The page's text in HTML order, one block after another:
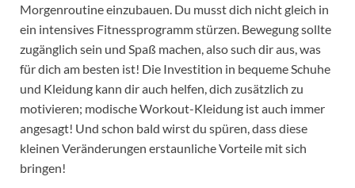
Morgenroutine einzubauen. Du musst dich nicht gleich in
ein intensives Fitnessprogramm stürzen. Bewegung sollte
zugänglich sein und Spaß machen, also such dir aus, was
für dich am besten ist! Die Investition in bequeme Schuhe
und Kleidung kann dir auch helfen, dich zusätzlich zu
motivieren; modische Workout-Kleidung ist auch immer
angesagt! Und schon bald wirst du spüren, dass diese
kleinen Veränderungen erstaunliche Vorteile mit sich
bringen!